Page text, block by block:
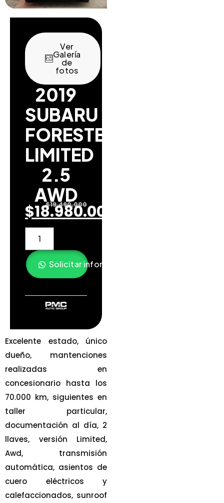
Ver
Galería
de
fotos
2019
SUBARU
FORESTER
LIMITED
2.5
AWD
$19.490.000
$18.980.000
Solicitar información
Excelente estado, único
dueño, mantenciones
realizadas en
concesionario hasta los
70.000 km, siguientes en
taller particular,
documentación al día, 2
llaves, versión Limited,
Awd, transmisión
automática, asientos de
cuero eléctricos y
calefaccionados, sunroof